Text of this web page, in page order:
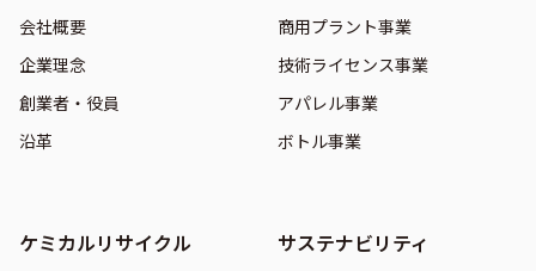
会社概要
企業理念
創業者・役員
沿革
商用プラント事業
技術ライセンス事業
アパレル事業
ボトル事業
ケミカルリサイクル サステナビリティ